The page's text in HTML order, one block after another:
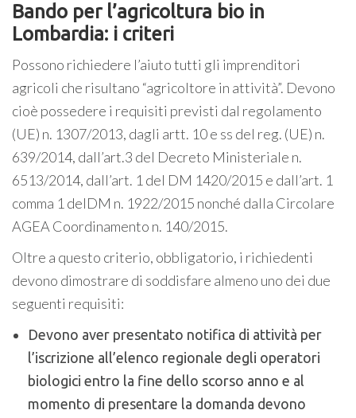
Bando per l’agricoltura bio in
Lombardia: i criteri
Possono richiedere l’aiuto tutti gli imprenditori
agricoli che risultano “agricoltore in attività”. Devono
cioè possedere i requisiti previsti dal regolamento
(UE) n. 1307/2013, dagli artt. 10 e ss del reg. (UE) n.
639/2014, dall’art.3 del Decreto Ministeriale n.
6513/2014, dall’art. 1 del DM 1420/2015 e dall’art. 1
comma 1 delDM n. 1922/2015 nonché dalla Circolare
AGEA Coordinamento n. 140/2015.
Oltre a questo criterio, obbligatorio, i richiedenti
devono dimostrare di soddisfare almeno uno dei due
seguenti requisiti:
Devono aver presentato notifica di attività per
l’iscrizione all’elenco regionale degli operatori
biologici entro la fine dello scorso anno e al
momento di presentare la domanda devono